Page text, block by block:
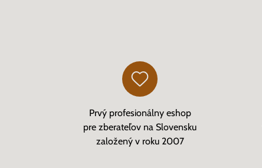
Prvý profesionálny eshop
pre zberateľov na Slovensku
založený v roku 2007